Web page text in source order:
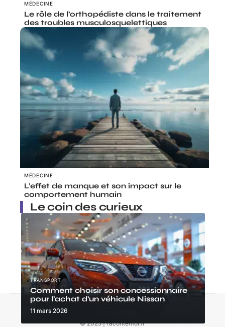
MÉDECINE
Le rôle de l’orthopédiste dans le traitement
des troubles musculosquelettiques
MÉDECINE
L’effet de manque et son impact sur le
comportement humain
Le coin des curieux
TRANSPORT
Comment choisir son concessionnaire
pour l’achat d’un véhicule Nissan
11 mars 2026
© 2025 | racontemoi.fr
Contact